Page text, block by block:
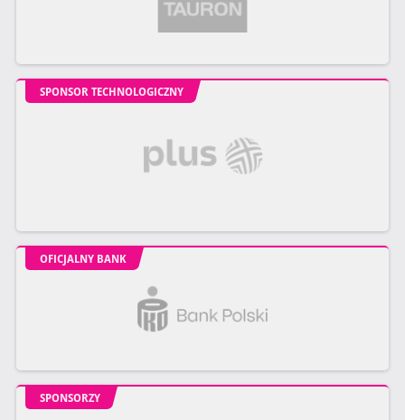
SPONSOR TECHNOLOGICZNY
OFICJALNY BANK
SPONSORZY